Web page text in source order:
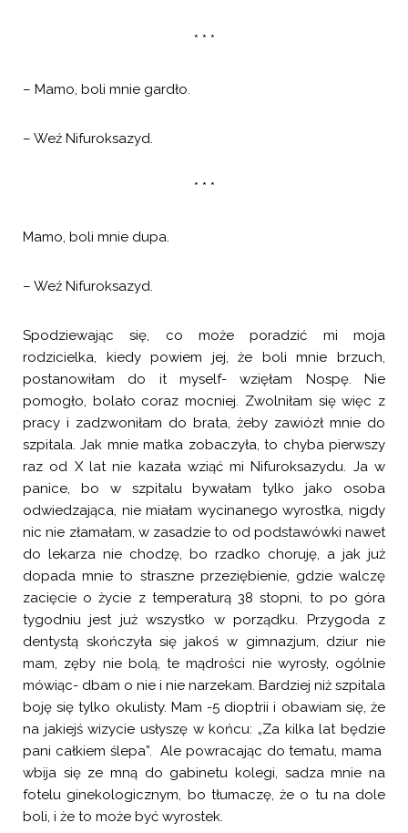
* * *
– Mamo, boli mnie gardło.
– Weź Nifuroksazyd.
* * *
Mamo, boli mnie dupa.
– Weź Nifuroksazyd.
Spodziewając się, co może poradzić mi moja
rodzicielka, kiedy powiem jej, że boli mnie brzuch,
postanowiłam do it myself- wzięłam Nospę. Nie
pomogło, bolało coraz mocniej. Zwolniłam się więc z
pracy i zadzwoniłam do brata, żeby zawiózł mnie do
szpitala. Jak mnie matka zobaczyła, to chyba pierwszy
raz od X lat nie kazała wziąć mi Nifuroksazydu. Ja w
panice, bo w szpitalu bywałam tylko jako osoba
odwiedzająca, nie miałam wycinanego wyrostka, nigdy
nic nie złamałam, w zasadzie to od podstawówki nawet
do lekarza nie chodzę, bo rzadko choruję, a jak już
dopada mnie to straszne przeziębienie, gdzie walczę
zacięcie o życie z temperaturą 38 stopni, to po góra
tygodniu jest już wszystko w porządku. Przygoda z
dentystą skończyła się jakoś w gimnazjum, dziur nie
mam, zęby nie bolą, te mądrości nie wyrosły, ogólnie
mówiąc- dbam o nie i nie narzekam. Bardziej niż szpitala
boję się tylko okulisty. Mam -5 dioptrii i obawiam się, że
na jakiejś wizycie usłyszę w końcu: „Za kilka lat będzie
pani całkiem ślepa”. Ale powracając do tematu, mama
wbija się ze mną do gabinetu kolegi, sadza mnie na
fotelu ginekologicznym, bo tłumaczę, że o tu na dole
boli, i że to może być wyrostek.